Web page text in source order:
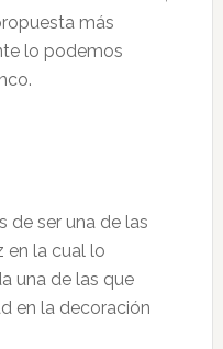
más
lo podemos
de ser una de las
en la cual lo
una de las que
en la decoración